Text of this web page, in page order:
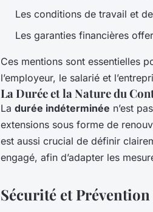
Les conditions de travail et
Les garanties financières
Ces mentions sont essentielles
l’employeur, le salarié et
La Durée et la Nature du
La durée indéterminée n’est
extensions sous forme de
est aussi crucial de définir
engagé, afin d’adapter les
Sécurité et